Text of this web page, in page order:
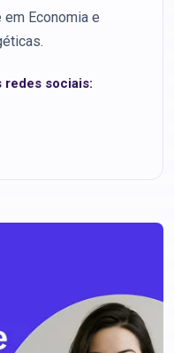
Economia e
redes sociais: